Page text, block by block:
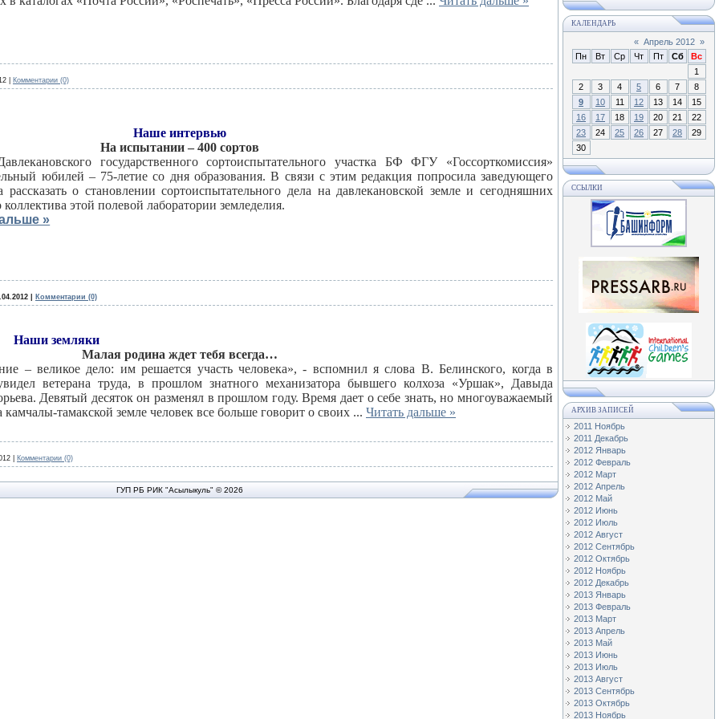
Комментарии (0)
Наше интервью
На испытании – 400 сортов
государственного сортоиспытательного участка БФ ФГУ «Госсорткомиссия»
юбилей – 75-летие со дня образования. В связи с этим редакция попросила заведующего
о становлении сортоиспытательного дела на давлекановской земле и сегодняшних
этой полевой лаборатории земледелия.
»
Комментарии (0)
Наши земляки
Малая родина ждет тебя всегда…
– великое дело: им решается участь человека», - вспомнил я слова В. Белинского, когда в
ветерана труда, в прошлом знатного механизатора бывшего колхоза «Уршак», Давыда
Девятый десяток он разменял в прошлом году. Время дает о себе знать, но многоуважаемый
тамакской земле человек все больше говорит о своих ... Читать дальше »
Комментарии (0)
ГУП РБ РИК "Асылыкуль" © 2026
КАЛЕНДАРЬ
« Апрель 2012 »
Пн
Вт Ср Чт Пт Сб
Вс
1
2
3 4 5 6 7
8
9
10 11 12 13 14
15
16
17 18 19 20 21
22
23
24 25 26 27 28
29
30
ССЫЛКИ
АРХИВ ЗАПИСЕЙ
2011 Ноябрь
2011 Декабрь
2012 Январь
2012 Февраль
2012 Март
2012 Апрель
2012 Май
2012 Июнь
2012 Июль
2012 Август
2012 Сентябрь
2012 Октябрь
2012 Ноябрь
2012 Декабрь
2013 Январь
2013 Февраль
2013 Март
2013 Апрель
2013 Май
2013 Июнь
2013 Июль
2013 Август
2013 Сентябрь
2013 Октябрь
2013 Ноябрь